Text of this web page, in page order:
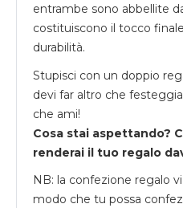
entrambe sono abbellite
costituiscono il tocco
durabilità.
Stupisci con un doppio
devi far altro che
che ami!
Cosa stai aspettando?
renderai il tuo regalo
NB: la confezione regalo
modo che tu possa